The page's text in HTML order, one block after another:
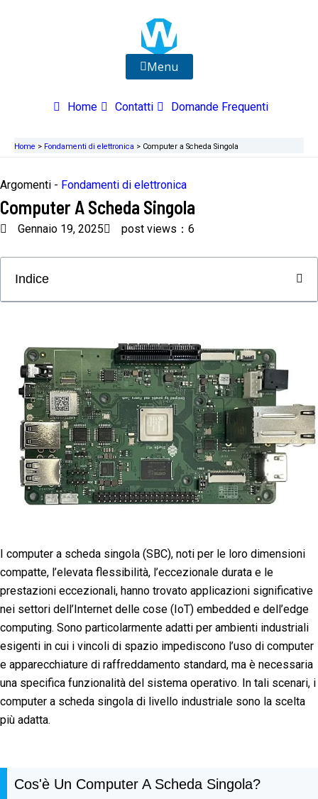
Menu
Home Contatti Domande Frequenti
Home > Fondamenti di elettronica > Computer a Scheda Singola
Argomenti - Fondamenti di elettronica
Computer A Scheda Singola
Gennaio 19, 2025 post views：6
Indice
I computer a scheda singola (SBC), noti per le loro dimensioni
compatte, l’elevata flessibilità, l’eccezionale durata e le
prestazioni eccezionali, hanno trovato applicazioni significative
nei settori dell’Internet delle cose (IoT) embedded e dell’edge
computing. Sono particolarmente adatti per ambienti industriali
esigenti in cui i vincoli di spazio impediscono l’uso di computer
e apparecchiature di raffreddamento standard, ma è necessaria
una specifica funzionalità del sistema operativo. In tali scenari, i
computer a scheda singola di livello industriale sono la scelta
più adatta.
Cos'è Un Computer A Scheda Singola?